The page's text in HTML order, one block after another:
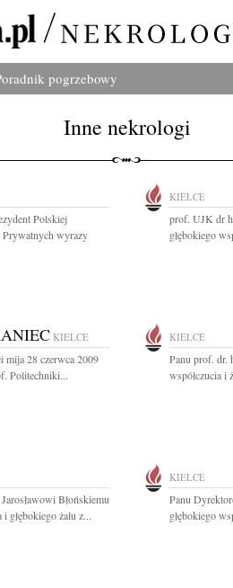
pogrzebowy
Inne nekrologi
Polskiej
wyrazy
KIELCE
prof. UJK dr
głębokiego
KIELCE
mija 28 czerwca 2009
Politechniki...
KIELCE
Panu prof.
współczucia i
Błońskiemu
głębokiego żalu z...
KIELCE
Panu
głębokiego